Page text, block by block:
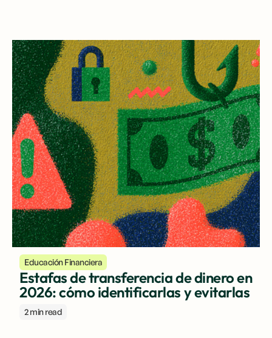
Educación Financiera
Estafas de transferencia de dinero en
2026: cómo identificarlas y evitarlas
2 min read